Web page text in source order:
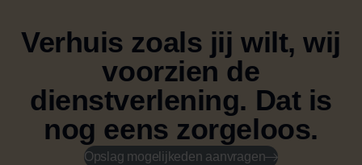
Verhuis zoals jij wilt, wij
voorzien de
dienstverlening. Dat is
nog eens zorgeloos.
Opslag mogelijkeden aanvragen